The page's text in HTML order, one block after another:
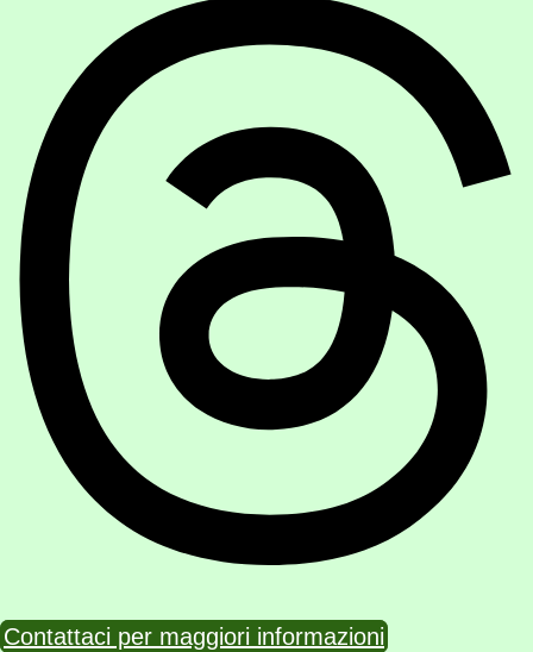
Contattaci per maggiori informazioni